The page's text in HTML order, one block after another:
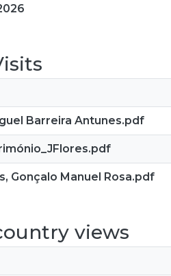
Barreira Antunes.pdf
Gonçalo Manuel Rosa.pdf
views